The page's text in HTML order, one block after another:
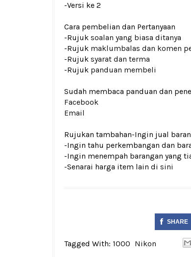
-Versi ke 2
Cara pembelian dan Pertanyaan
-Rujuk soalan yang biasa ditanya
-Rujuk maklumbalas dan komen
-Rujuk syarat dan terma
-Rujuk panduan membeli
Sudah membaca panduan dan
Facebook
Email
Rujukan tambahan-Ingin jual
-Ingin tahu perkembangan dan
-Ingin menempah barangan yang
-Senarai harga item lain di sini
SHARE
Tagged With: 1000 Nikon